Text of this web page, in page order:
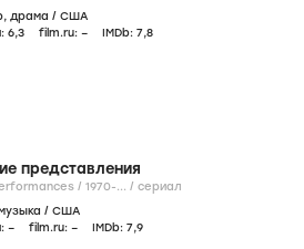
, драма / США
6,3 film.ru: – IMDb: 7,8
представления
Great Performances / 1970-... / сериал
/ США
– film.ru: – IMDb: 7,9